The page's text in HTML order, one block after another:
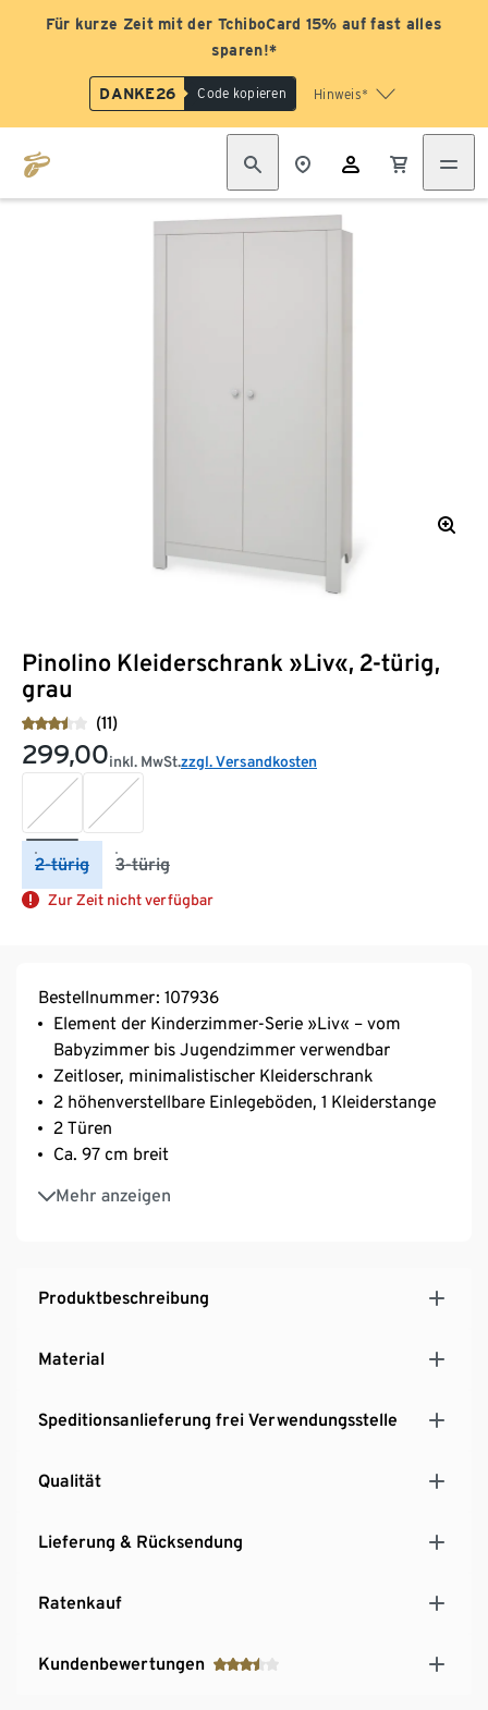
Für kurze Zeit mit der TchiboCard 15% auf fast alles
sparen!*
DANKE26 Code kopieren Hinweis*
Pinolino Kleiderschrank »Liv«, 2-türig,
grau
(11)
299,00inkl. MwSt.zzgl. Versandkosten
2-türig 3-türig
Zur Zeit nicht verfügbar
Bestellnummer: 107936
Element der Kinderzimmer-Serie »Liv« – vom
Babyzimmer bis Jugendzimmer verwendbar
Zeitloser, minimalistischer Kleiderschrank
2 höhenverstellbare Einlegeböden, 1 Kleiderstange
2 Türen
Ca. 97 cm breit
Mehr anzeigen
Exklusiv für Tchibo
Produktbeschreibung
Material
Speditionsanlieferung frei Verwendungsstelle
Qualität
Lieferung & Rücksendung
Ratenkauf
Kundenbewertungen